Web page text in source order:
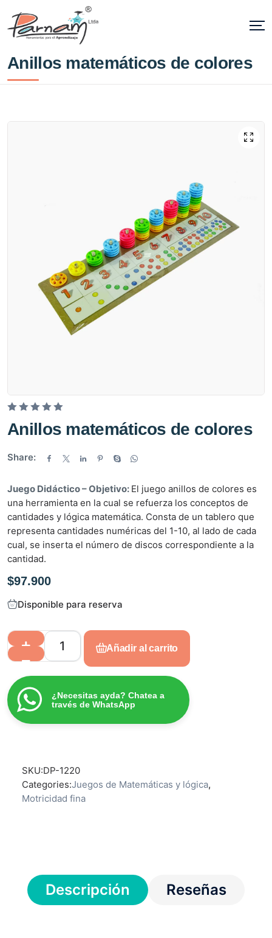
Anillos matemáticos de colores
V
a
o
a
d
o
e
n
0
d
e
5
Anillos matemáticos de colores
Share:
Juego Didáctico – Objetivo: El juego anillos de colores es
una herramienta en la cual se refuerza los conceptos de
cantidades y lógica matemática. Consta de un tablero que
representa cantidades numéricas del 1-10, al lado de cada
cual, se inserta el número de discos correspondiente a la
cantidad.
$97.900
Disponible para reserva
Añadir al carrito
¿Necesitas ayda? Chatea a
través de WhatsApp
SKU:DP-1220
Categories:Juegos de Matemáticas y lógica,
Motricidad fina
Descripción Reseñas